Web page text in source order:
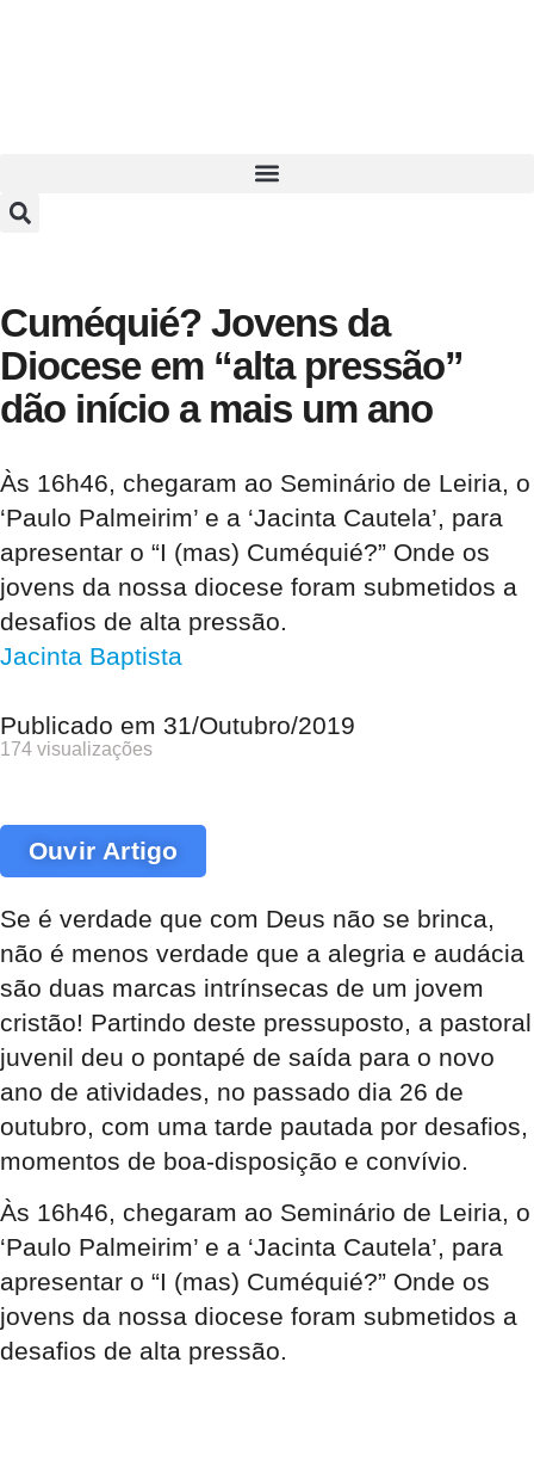
Cuméquié? Jovens da
Diocese em “alta pressão”
dão início a mais um ano
Às 16h46, chegaram ao Seminário de Leiria, o
‘Paulo Palmeirim’ e a ‘Jacinta Cautela’, para
apresentar o “I (mas) Cuméquié?” Onde os
jovens da nossa diocese foram submetidos a
desafios de alta pressão.
Jacinta Baptista
Publicado em 31/Outubro/2019
174 visualizações
Ouvir Artigo
Se é verdade que com Deus não se brinca,
não é menos verdade que a alegria e audácia
são duas marcas intrínsecas de um jovem
cristão! Partindo deste pressuposto, a pastoral
juvenil deu o pontapé de saída para o novo
ano de atividades, no passado dia 26 de
outubro, com uma tarde pautada por desafios,
momentos de boa-disposição e convívio.
Às 16h46, chegaram ao Seminário de Leiria, o
‘Paulo Palmeirim’ e a ‘Jacinta Cautela’, para
apresentar o “I (mas) Cuméquié?” Onde os
jovens da nossa diocese foram submetidos a
desafios de alta pressão.